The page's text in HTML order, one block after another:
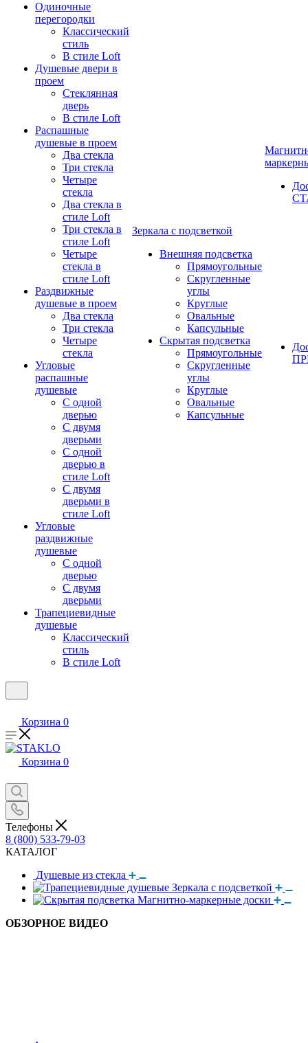
Одиночные
перегородки
Классический
стиль
В стиле Loft
Душевые двери в
проем
Стеклянная
дверь
В стиле Loft
Распашные
душевые в проем
Два стекла
Три стекла
Четыре
стекла
Два стекла в
стиле Loft
Три стекла в
стиле Loft
Четыре
стекла в
стиле Loft
Раздвижные
душевые в проем
Два стекла
Три стекла
Четыре
стекла
Угловые
распашные
душевые
С одной
дверью
С двумя
дверьми
С одной
дверью в
стиле Loft
С двумя
дверьми в
стиле Loft
Угловые
раздвижные
душевые
С одной
дверью
С двумя
дверьми
Трапециевидные
душевые
Классический
стиль
В стиле Loft
Зеркала с подсветкой
Внешняя подсветка
Прямоугольные
Скругленные
углы
Круглые
Овальные
Капсульные
Скрытая подсветка
Прямоугольные
Скругленные
углы
Круглые
Овальные
Капсульные
Корзина 0
Корзина 0
Телефоны
8 (800) 533-79-03
КАТАЛОГ
Душевые из стекла
Зеркала с подсветкой
Магнитно-маркерные доски
ОБЗОРНОЕ ВИДЕО